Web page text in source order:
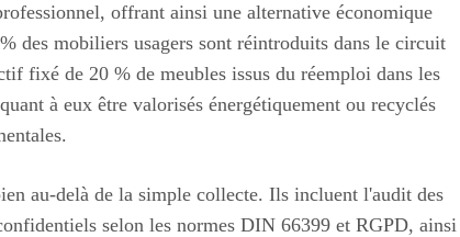
offrant ainsi une alternative économique
des mobiliers usagers sont réintroduits dans le circuit
fixé de 20 % de meubles issus du réemploi dans les
à eux être valorisés énergétiquement ou recyclés
au-delà de la simple collecte. Ils incluent l'audit des
selon les normes DIN 66399 et RGPD, ainsi